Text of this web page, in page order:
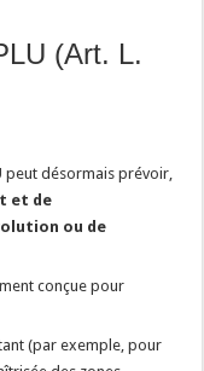
(Art. L.
peut désormais prévoir,
et de
ou de
conçue pour
(par exemple, pour